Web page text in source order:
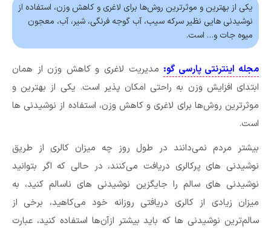
یکی از بهترین و موثرترین روش‌ها برای لاغری و کاهش وزن، استفاده از
نوشیدنی هایی نظیر سرکه سیب، آب گوجه فرنگی، شیر، آب، معجون
میوه جات و… است.
مجله اینترنتی پارسی گو: مدیریت لاغری و کاهش وزن از همان
ابتدای افزایش وزن به راحتی امکان پذیر است. یکی از بهترین و
موثرترین روش‌ها برای لاغری و کاهش وزن، استفاده از نوشیدنی ها
است.
بیشتر مردم نمی‌دانند در طول روز چه میزان کالری از طریق
نوشیدنی‌ های پرکالری دریافت می‌کنند، در حالی که اگر بتوانید
نوشیدنی‌ های سالم را جایگزین نوشیدنی‌ های ناسالم کنید، به
میزان زیادی از کالری دریافتی روزانه خود می‌کاهید، برخی از
سالم‌ترین نوشیدنی‌ ها که باید بیشتر ازآن‌ها استفاده کنید، عبارت